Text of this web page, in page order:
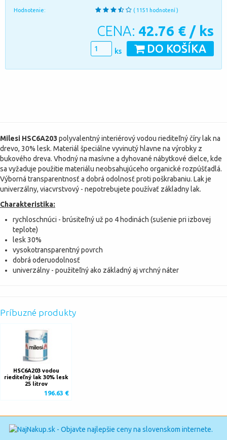
Hodnotenie: ( 1151 hodnotení )
CENA: 42.76 € / ks
DO KOŠÍKA
ks
Milesi HSC6A203 polyvalentný interiérový vodou riediteľný číry lak na
drevo, 30% lesk. Materiál špeciálne vyvinutý hlavne na výrobky z
bukového dreva. Vhodný na masívne a dyhované nábytkové dielce, kde
sa vyžaduje použitie materiálu neobsahujúceho organické rozpúšťadlá.
Výborná transparentnosť a dobrá odolnosť proti poškrabaniu. Lak je
univerzálny, viacvrstvový - nepotrebujete používať základny lak.
Charakteristika:
rychloschnúci - brúsiteľný už po 4 hodinách (sušenie pri izbovej
teplote)
lesk 30%
vysokotransparentný povrch
dobrá oderuodolnosť
univerzálny - použiteľný ako základný aj vrchný náter
Príbuzné produkty
HSC6A203 vodou
riediteľný lak 30% lesk
25 litrov
196.63 €